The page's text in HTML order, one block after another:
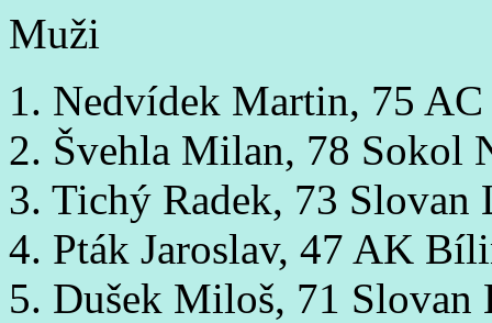
Muži
1. Nedvídek Martin, 75
2. Švehla Milan, 78 Sokol
3. Tichý Radek, 73 Slovan
4. Pták Jaroslav, 47 AK
5. Dušek Miloš, 71 Slovan